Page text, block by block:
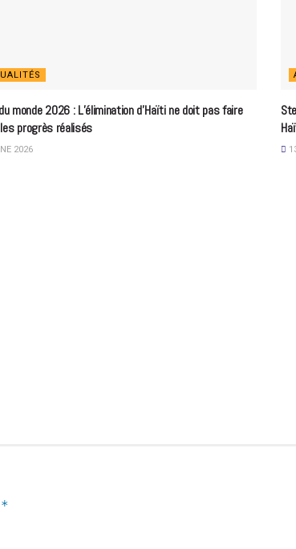
monde 2026 : L’élimination d’Haïti ne doit pas faire
progrès réalisés
2026
*